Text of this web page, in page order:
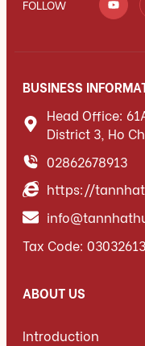
FOLLOW
BUSINESS
Head Office:
District 3, Ho
02862678913
https://
Tax Code:
ABOUT US
Introduction